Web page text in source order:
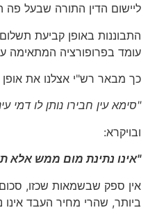
ליישום הדין התורה שבעל
התבוננות באופן קביעת
עומד בפרופורציה המתאימה
כך מבאר רש"י אצלנו את
"סימא עין חבירו נותן לו דמי
ובויקרא:
"אינו נתינת מום ממש אלא
אין ספק שבשמאות שכזו,
ביותר, שהרי מחיר העבד